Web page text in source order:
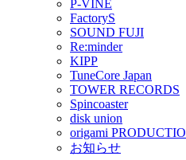
P-VINE
FactoryS
SOUND FUJI
Re:minder
KIPP
TuneCore Japan
TOWER RECORDS
Spincoaster
disk union
origami
お知らせ